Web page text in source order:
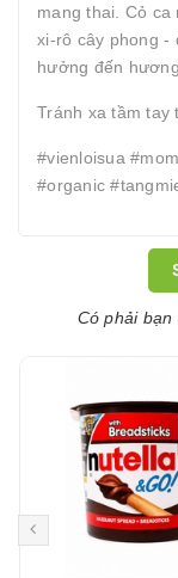
mang thai. Cỏ
xi-rô cây phong -
hưởng đến hương
Tránh xa tầm tay
#vienloisua
#organic
Có phải